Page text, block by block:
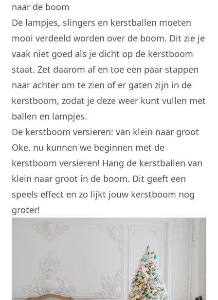
naar de boom
De lampjes, slingers en kerstballen moeten
mooi verdeeld worden over de boom. Dit zie je
vaak niet goed als je dicht op de kerstboom
staat. Zet daarom af en toe een paar stappen
naar achter om te zien of er gaten zijn in de
kerstboom, zodat je deze weer kunt vullen met
ballen en lampjes.
De kerstboom versieren: van klein naar groot
Oke, nu kunnen we beginnen met de
kerstboom versieren! Hang de kerstballen van
klein naar groot in de boom. Dit geeft een
speels effect en zo lijkt jouw kerstboom nog
groter!